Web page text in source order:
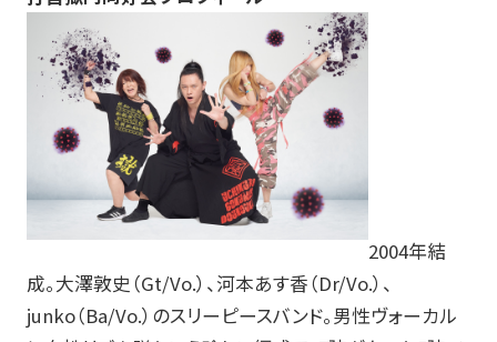
2004年結
成。大澤敦史（Gt/Vo.）、河本あす香（Dr/Vo.）、
junko（Ba/Vo.）のスリーピースバンド。男性ヴォーカル